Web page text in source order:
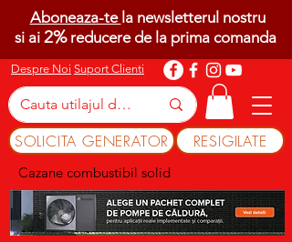
Despre Noi Suport Clienti
SOLICITA GENERATOR RESIGILATE
Cazane combustibil solid
Aboneaza-te la newsletterul nostru
si ai 2%reducere de la prima comanda